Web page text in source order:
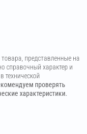
представленные на
справочный характер и
технической
проверять
характеристики.